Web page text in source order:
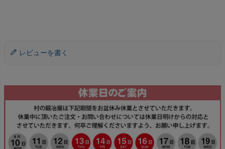
レビューを書く